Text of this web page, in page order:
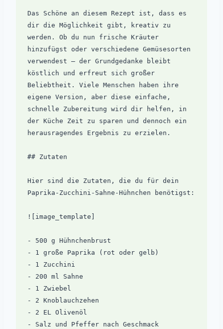
Das Schöne an diesem Rezept ist, dass es
dir die Möglichkeit gibt, kreativ zu
werden. Ob du nun frische Kräuter
hinzufügst oder verschiedene Gemüsesorten
verwendest – der Grundgedanke bleibt
köstlich und erfreut sich großer
Beliebtheit. Viele Menschen haben ihre
eigene Version, aber diese einfache,
schnelle Zubereitung wird dir helfen, in
der Küche Zeit zu sparen und dennoch ein
herausragendes Ergebnis zu erzielen.
## Zutaten
Hier sind die Zutaten, die du für dein
Paprika-Zucchini-Sahne-Hühnchen benötigst:
![image_template]
- 500 g Hühnchenbrust
- 1 große Paprika (rot oder gelb)
- 1 Zucchini
- 200 ml Sahne
- 1 Zwiebel
- 2 Knoblauchzehen
- 2 EL Olivenöl
- Salz und Pfeffer nach Geschmack